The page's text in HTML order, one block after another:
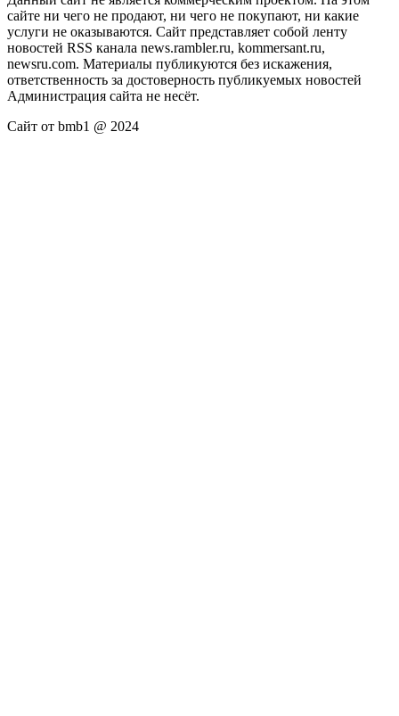
сайте ни чего не продают, ни чего не покупают, ни какие
услуги не оказываются. Сайт представляет собой ленту
новостей RSS канала news.rambler.ru, kommersant.ru,
newsru.com. Материалы публикуются без искажения,
ответственность за достоверность публикуемых новостей
Администрация сайта не несёт.
Сайт от bmb1 @ 2024